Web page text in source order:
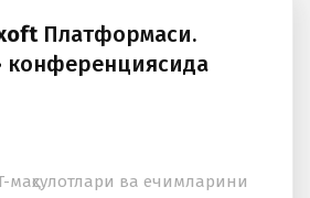
Платформаси.
конференциясида
маҳсулотлари ва ечимларини